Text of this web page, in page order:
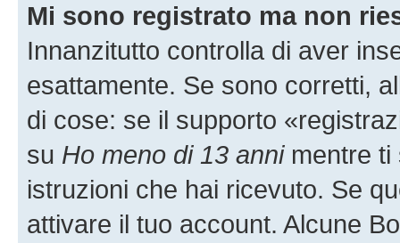
Mi sono registrato ma non
Innanzitutto controlla di aver
esattamente. Se sono corretti,
di cose: se il supporto
su Ho meno di 13 annimentre ti
istruzioni che hai ricevuto. Se
attivare il tuo account. Alcune